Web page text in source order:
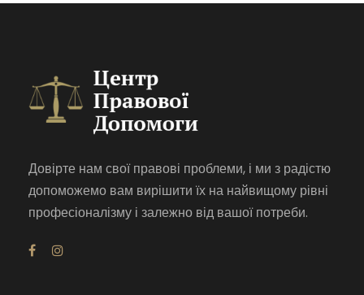
Довірте нам свої правові проблеми, і ми з радістю
допоможемо вам вирішити їх на найвищому рівні
професіоналізму і залежно від вашої потреби.